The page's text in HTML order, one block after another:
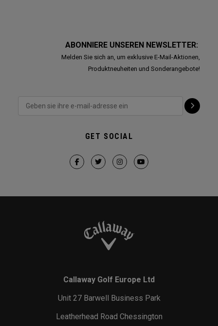
ABONNIERE UNSEREN NEWSLETTER:
Melden Sie sich an, um exklusive E-Mail-Aktionen,
Produktneuheiten und Sonderangebote!
GET SOCIAL
Callaway Golf Europe Ltd
Unit 27 Barwell Business Park
Leatherhead Road Chessington